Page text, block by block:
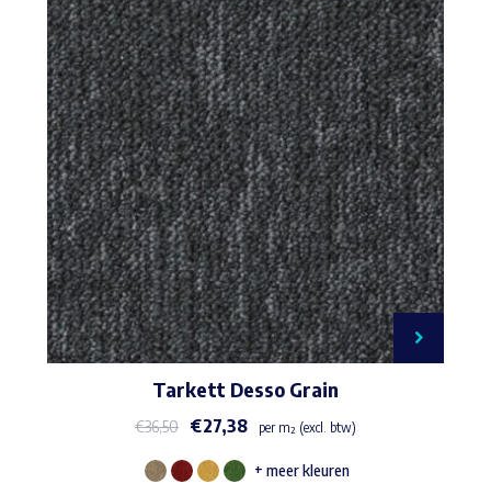
Tarkett Desso Grain
€36,50 €27,38 per m² (excl. btw)
Dit
+ meer kleuren